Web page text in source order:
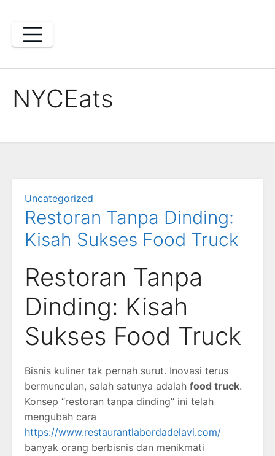
content
NYCEats
Uncategorized
Restoran Tanpa Dinding:
Kisah Sukses Food Truck
Restoran Tanpa
Dinding: Kisah
Sukses Food Truck
Bisnis kuliner tak pernah surut. Inovasi terus
bermunculan, salah satunya adalah food truck.
Konsep “restoran tanpa dinding” ini telah
mengubah cara
https://www.restaurantlabordadelavi.com/
banyak orang berbisnis dan menikmati